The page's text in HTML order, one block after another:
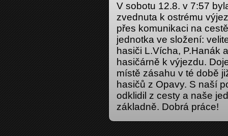
V sobotu 12.8. v 7:57
zvednuta k ostrému
přes komunikaci na
jednotka ve složení:
hasiči L.Vícha, P.Hanák
hasičárně k výjezdu.
místě zásahu v té době
hasičů z Opavy. S naší
odklidil z cesty a naše
základně. Dobrá práce!